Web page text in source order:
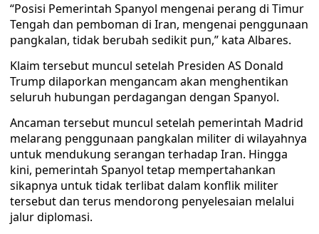
“Posisi Pemerintah Spanyol mengenai perang di Timur
Tengah dan pemboman di Iran, mengenai penggunaan
pangkalan, tidak berubah sedikit pun,” kata Albares.
Klaim tersebut muncul setelah Presiden AS Donald
Trump dilaporkan mengancam akan menghentikan
seluruh hubungan perdagangan dengan Spanyol.
Ancaman tersebut muncul setelah pemerintah Madrid
melarang penggunaan pangkalan militer di wilayahnya
untuk mendukung serangan terhadap Iran. Hingga
kini, pemerintah Spanyol tetap mempertahankan
sikapnya untuk tidak terlibat dalam konflik militer
tersebut dan terus mendorong penyelesaian melalui
jalur diplomasi.